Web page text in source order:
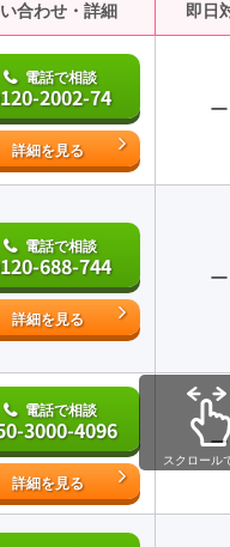
合わせ・詳細 即日
電話で相談
2002-74
詳細を見る
ー
電話で相談
688-744
詳細を見る
ー
電話で相談
3000-4096
詳細を見る
ー
スクロール